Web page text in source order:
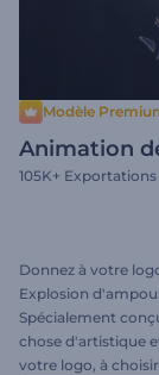
Modèle
Animation
105K+ Exportations
Donnez à votre
Explosion
Spécialement
chose d'artistique
votre logo, à